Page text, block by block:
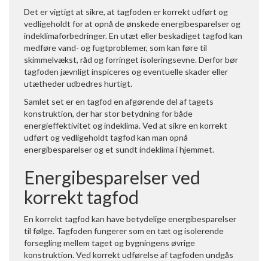
Det er vigtigt at sikre, at tagfoden er korrekt udført og
vedligeholdt for at opnå de ønskede energibesparelser og
indeklimaforbedringer. En utæt eller beskadiget tagfod kan
medføre vand- og fugtproblemer, som kan føre til
skimmelvækst, råd og forringet isoleringsevne. Derfor bør
tagfoden jævnligt inspiceres og eventuelle skader eller
utætheder udbedres hurtigt.
Samlet set er en tagfod en afgørende del af tagets
konstruktion, der har stor betydning for både
energieffektivitet og indeklima. Ved at sikre en korrekt
udført og vedligeholdt tagfod kan man opnå
energibesparelser og et sundt indeklima i hjemmet.
Energibesparelser ved
korrekt tagfod
En korrekt tagfod kan have betydelige energibesparelser
til følge. Tagfoden fungerer som en tæt og isolerende
forsegling mellem taget og bygningens øvrige
konstruktion. Ved korrekt udførelse af tagfoden undgås